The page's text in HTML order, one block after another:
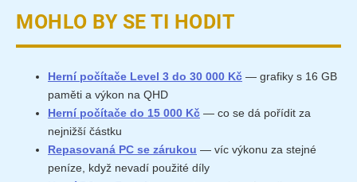
MOHLO BY SE TI HODIT
Herní počítače Level 3 do 30 000 Kč — grafiky s 16 GB
paměti a výkon na QHD
Herní počítače do 15 000 Kč — co se dá pořídit za
nejnižší částku
Repasovaná PC se zárukou — víc výkonu za stejné
peníze, když nevadí použité díly